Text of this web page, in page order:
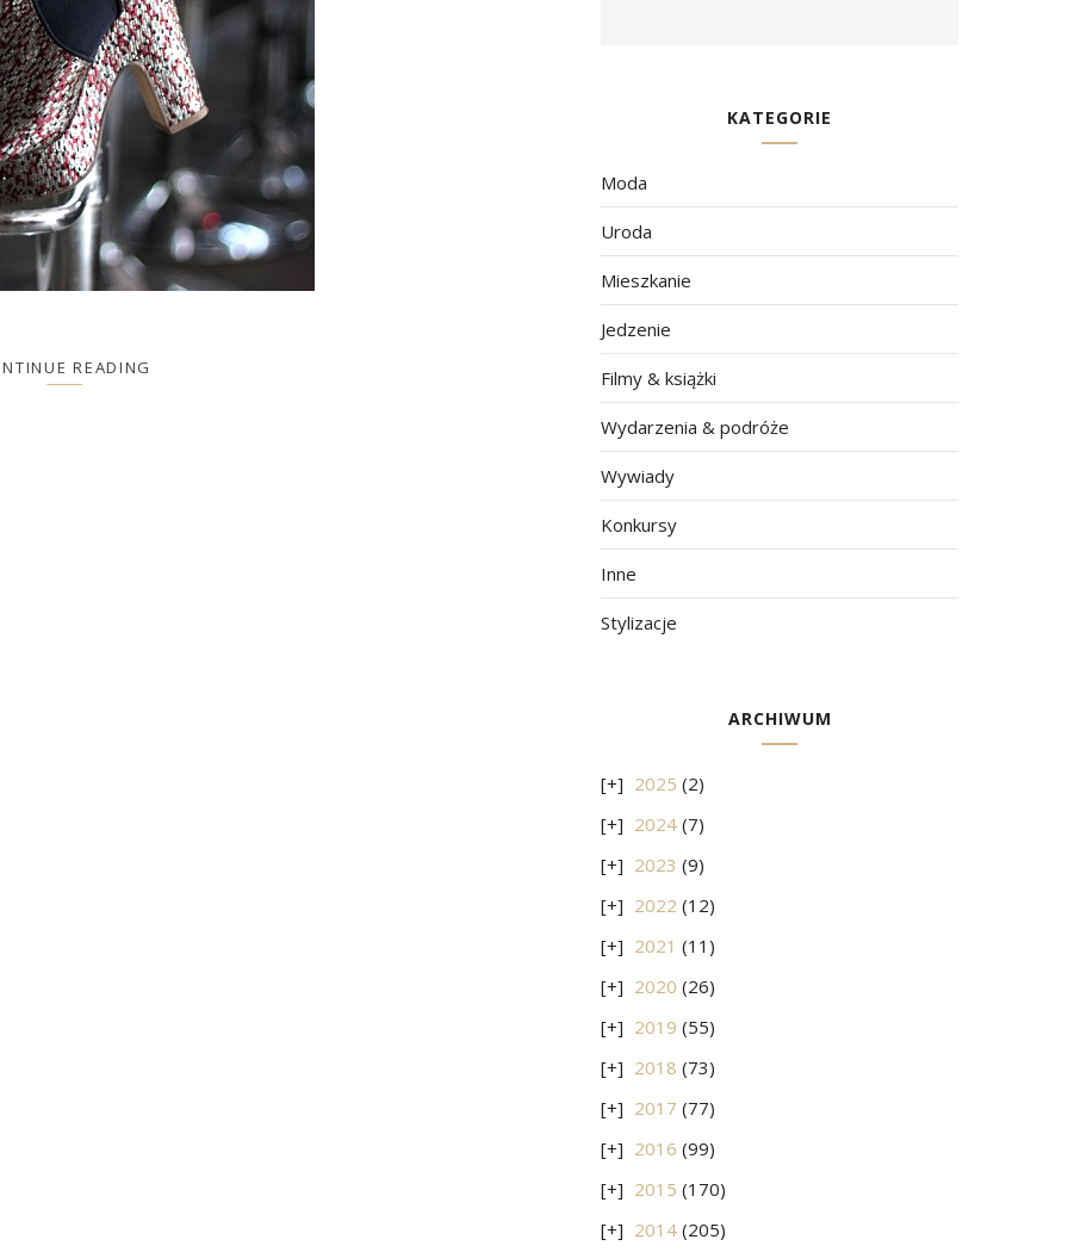
READING
KATEGORIE
Moda
Uroda
Mieszkanie
Jedzenie
Filmy & książki
Wydarzenia & podróże
Wywiady
Konkursy
Inne
Stylizacje
ARCHIWUM
2025 (2)
2024 (7)
2023 (9)
2022 (12)
2021 (11)
2020 (26)
2019 (55)
2018 (73)
2017 (77)
2016 (99)
2015 (170)
2014 (205)